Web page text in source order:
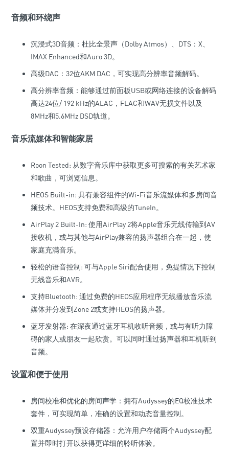
音频和环绕声
沉浸式3D音频：杜比全景声（Dolby Atmos）、DTS：X、
IMAX Enhanced和Auro 3D。
高级DAC：32位AKM DAC，可实现高分辨率音频解码。
高分辨率音频：能够通过前面板USB或网络连接的设备解码
高达24位/ 192 kHz的ALAC，FLAC和WAV无损文件以及
8MHz和5.6MHz DSD轨道。
音乐流媒体和智能家居
Roon Tested: 从数字音乐库中获取更多可搜索的有关艺术家
和歌曲，可浏览信息。
HEOS Built-in: 具有兼容组件的Wi-Fi音乐流媒体和多房间音
频技术。HEOS支持免费和高级的TuneIn。
AirPlay 2 Built-In: 使用AirPlay 2将Apple音乐无线传输到AV
接收机，或与其他与AirPlay兼容的扬声器组合在一起，使
家庭充满音乐。
轻松的语音控制: 可与Apple Siri配合使用，免提情况下控制
无线音乐和AVR。
支持Bluetooth: 通过免费的HEOS应用程序无线播放音乐流
媒体并分发到Zone 2或支持HEOS的扬声器。
蓝牙发射器: 在深夜通过蓝牙耳机收听音频，或与有听力障
碍的家人或朋友一起欣赏。可以同时通过扬声器和耳机听到
音频。
设置和便于使用
房间校准和优化的房间声学：拥有Audyssey的EQ校准技术
套件，可实现简单，准确的设置和动态音量控制。
双重Audyssey预设存储器：允许用户存储两个Audyssey配
置并即时打开以获得更详细的聆听体验。